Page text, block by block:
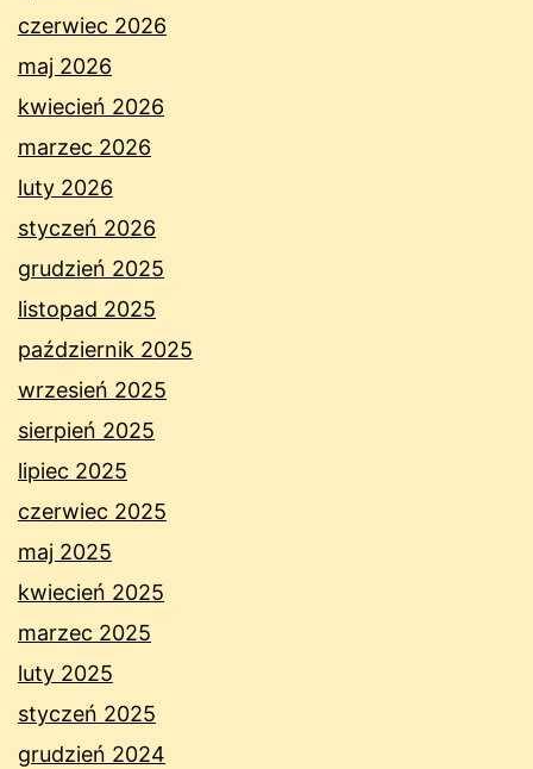
czerwiec 2026
maj 2026
kwiecień 2026
marzec 2026
luty 2026
styczeń 2026
grudzień 2025
listopad 2025
październik 2025
wrzesień 2025
sierpień 2025
lipiec 2025
czerwiec 2025
maj 2025
kwiecień 2025
marzec 2025
luty 2025
styczeń 2025
grudzień 2024